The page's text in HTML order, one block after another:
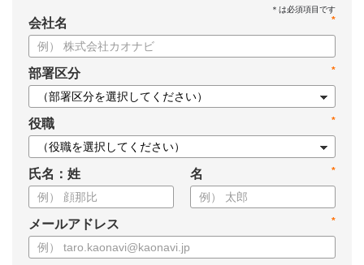
*
会社名
*
部署区分
*
役職
氏名：姓 *
名
*
メールアドレス